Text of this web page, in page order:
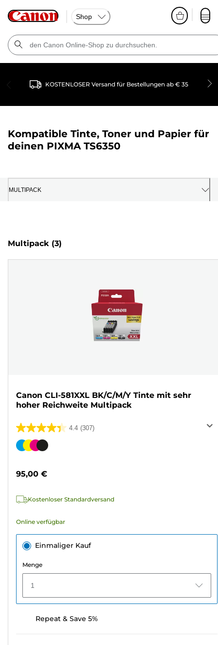
Shop
KOSTENLOSER Versand für Bestellungen ab € 35
Kompatible Tinte, Toner und Papier für
deinen PIXMA TS6350
MULTIPACK
Multipack (3)
Canon CLI-581XXL BK/C/M/Y Tinte mit sehr
hoher Reichweite Multipack
4.4 (307)
4.4
von
307
Farbpatrone
95,00 €
Kostenloser Standardversand
Online verfügbar
Einmaliger Kauf
Menge
1
Repeat & Save 5%